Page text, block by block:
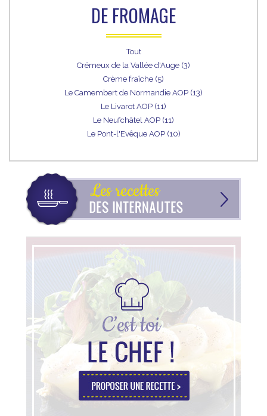
DE FROMAGE
Tout
Crémeux de la Vallée d'Auge (3)
Crème fraîche (5)
Le Camembert de Normandie AOP (13)
Le Livarot AOP (11)
Le Neufchâtel AOP (11)
Le Pont-l'Evêque AOP (10)